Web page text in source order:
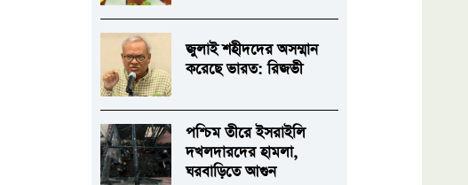
জুলাই শহীদদের অসম্মান
করেছে ভারত: রিজভী
পশ্চিম তীরে ইসরাইলি
দখলদারদের হামলা,
ঘরবাড়িতে আগুন